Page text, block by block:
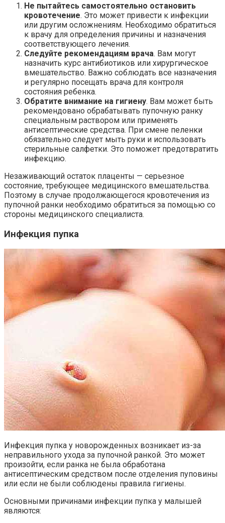
Не пытайтесь самостоятельно остановить
кровотечение. Это может привести к инфекции
или другим осложнениям. Необходимо обратиться
к врачу для определения причины и назначения
соответствующего лечения.
Следуйте рекомендациям врача. Вам могут
назначить курс антибиотиков или хирургическое
вмешательство. Важно соблюдать все назначения
и регулярно посещать врача для контроля
состояния ребенка.
Обратите внимание на гигиену. Вам может быть
рекомендовано обрабатывать пупочную ранку
специальным раствором или применять
антисептические средства. При смене пеленки
обязательно следует мыть руки и использовать
стерильные салфетки. Это поможет предотвратить
инфекцию.
Незаживающий остаток плаценты — серьезное
состояние, требующее медицинского вмешательства.
Поэтому в случае продолжающегося кровотечения из
пупочной ранки необходимо обратиться за помощью со
стороны медицинского специалиста.
Инфекция пупка
Инфекция пупка у новорожденных возникает из-за
неправильного ухода за пупочной ранкой. Это может
произойти, если ранка не была обработана
антисептическим средством после отделения пуповины
или если не были соблюдены правила гигиены.
Основными причинами инфекции пупка у малышей
являются: